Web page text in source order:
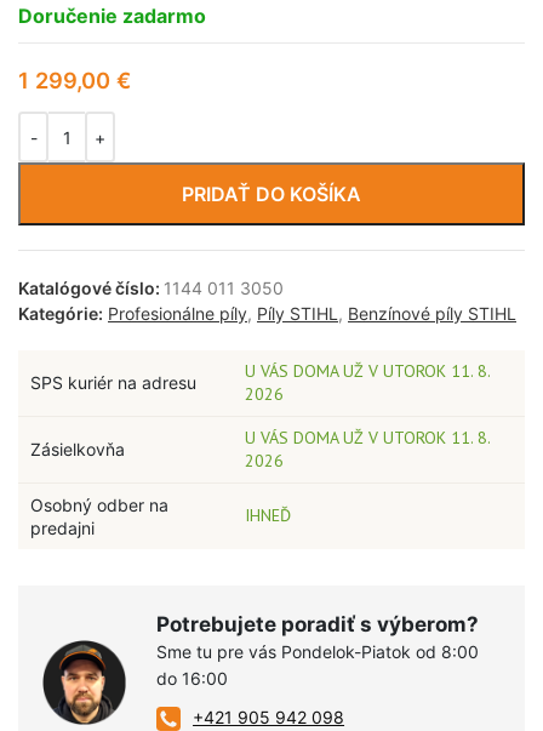
Doručenie zadarmo
1 299,00 €
PRIDAŤ DO KOŠÍKA
Katalógové číslo: 1144 011 3050
Kategórie: Profesionálne píly, Píly STIHL , Benzínové píly STIHL
SPS kuriér na adresu
U VÁS DOMA UŽ V UTOROK 11. 8.
2026
Zásielkovňa
U VÁS DOMA UŽ V UTOROK 11. 8.
2026
Osobný odber na
predajni
IHNEĎ
Potrebujete poradiť s výberom?
Sme tu pre vás Pondelok-Piatok od 8:00
do 16:00
+421 905 942 098